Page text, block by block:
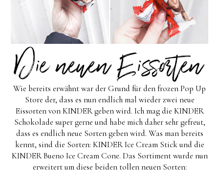
Wie bereits erwähnt war der Grund für den frozen Pop Up
Store der, dass es nun endlich mal wieder zwei neue
Eissorten von KINDER geben wird. Ich mag die KINDER
Schokolade super gerne und habe mich daher sehr gefreut,
dass es endlich neue Sorten geben wird. Was man bereits
kennt, sind die Sorten: KINDER Ice Cream Stick und die
KINDER Bueno Ice Cream Cone. Das Sortiment wurde nun
erweitert um diese beiden tollen neuen Sorten: